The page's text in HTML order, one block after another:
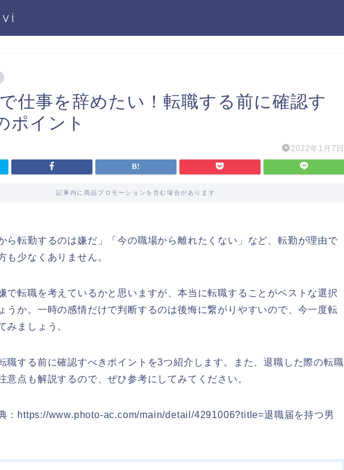
仕事を辞めたい！転職する前に確認す
ポイント
2022年1月7日
記事内に商品プロモーションを含む場合があります
ら転勤するのは嫌だ」「今の職場から離れたくない」など、転勤が理由で
も少なくありません。
で転職を考えているかと思いますが、本当に転職することがベストな選択
うか。一時の感情だけで判断するのは後悔に繋がりやすいので、今一度転
みましょう。
職する前に確認すべきポイントを3つ紹介します。また、退職した際の転職
意点も解説するので、ぜひ参考にしてみてください。
典：https://www.photo-ac.com/main/detail/4291006?title=退職届を持つ男